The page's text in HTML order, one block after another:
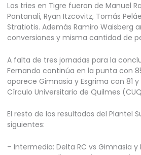
Los tries en Tigre fueron de Manuel
Pantanali, Ryan Itzcovitz, Tomás
Stratiotis. Además Ramiro Waisberg
conversiones y misma cantidad de
A falta de tres jornadas para la
Fernando continúa en la punta con
aparece Gimnasia y Esgrima con 81
Círculo Universitario de Quilmes
El resto de los resultados del Plantel
siguientes:
– Intermedia: Delta RC vs Gimnasia y